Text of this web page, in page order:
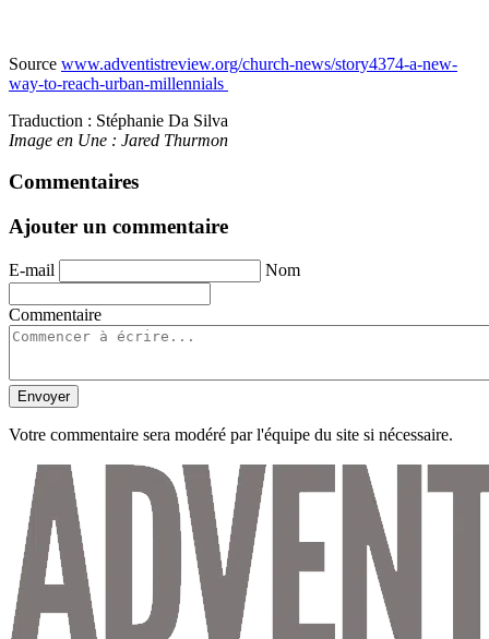
Source www.adventistreview.org/church-news/story4374-a-new-
way-to-reach-urban-millennials
Traduction : Stéphanie Da Silva
Image en Une : Jared Thurmon
Commentaires
Ajouter un commentaire
E-mail Nom
Commentaire
Envoyer
Votre commentaire sera modéré par l'équipe du site si nécessaire.